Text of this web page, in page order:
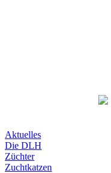
Aktuelles
Die DLH
Züchter
Zuchtkatzen